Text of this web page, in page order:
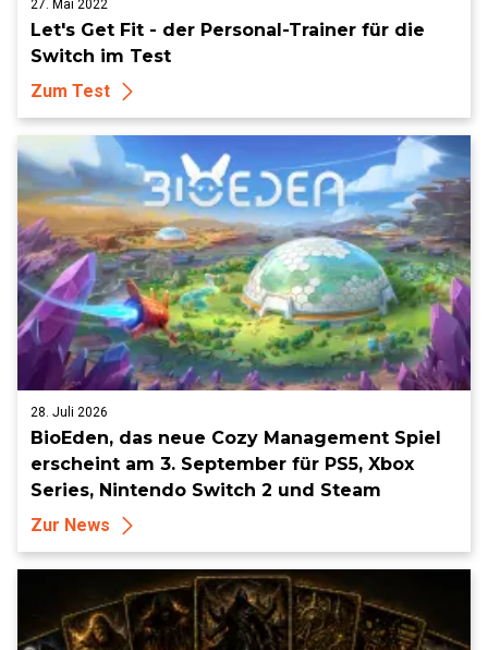
27. Mai 2022
Let's Get Fit - der Personal-Trainer für die
Switch im Test
Zum Test
28. Juli 2026
BioEden, das neue Cozy Management Spiel
erscheint am 3. September für PS5, Xbox
Series, Nintendo Switch 2 und Steam
Zur News